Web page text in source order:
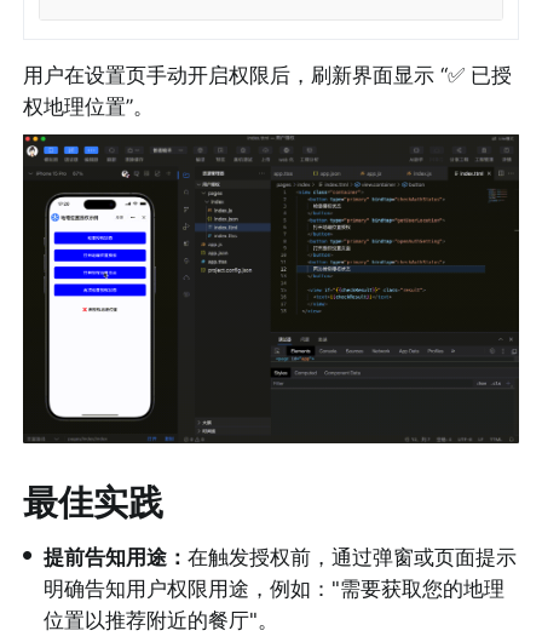
用户在设置页手动开启权限后，刷新界面显示 “✅ 已授
权地理位置”。
最佳实践
• 提前告知用途： 在触发授权前，通过弹窗或页面提示
明确告知用户权限用途，例如："需要获取您的地理
位置以推荐附近的餐厅"。